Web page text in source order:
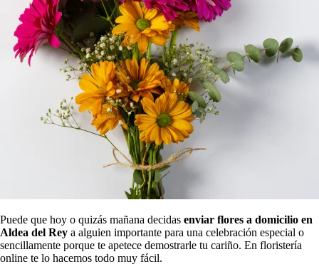
Puede que hoy o quizás mañana decidas enviar flores a domicilio en
Aldea del Rey a alguien importante para una celebración especial o
sencillamente porque te apetece demostrarle tu cariño. En floristería
online te lo hacemos todo muy fácil.